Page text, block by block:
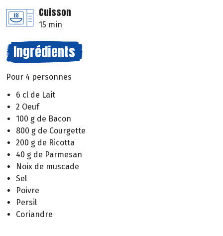
Cuisson
15 min
Ingrédients
Pour 4 personnes
6 cl de Lait
2 Oeuf
100 g de Bacon
800 g de Courgette
200 g de Ricotta
40 g de Parmesan
Noix de muscade
Sel
Poivre
Persil
Coriandre